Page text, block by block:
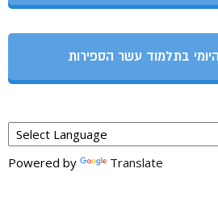
בתלמוד עשר הספירות
Powered by Translate